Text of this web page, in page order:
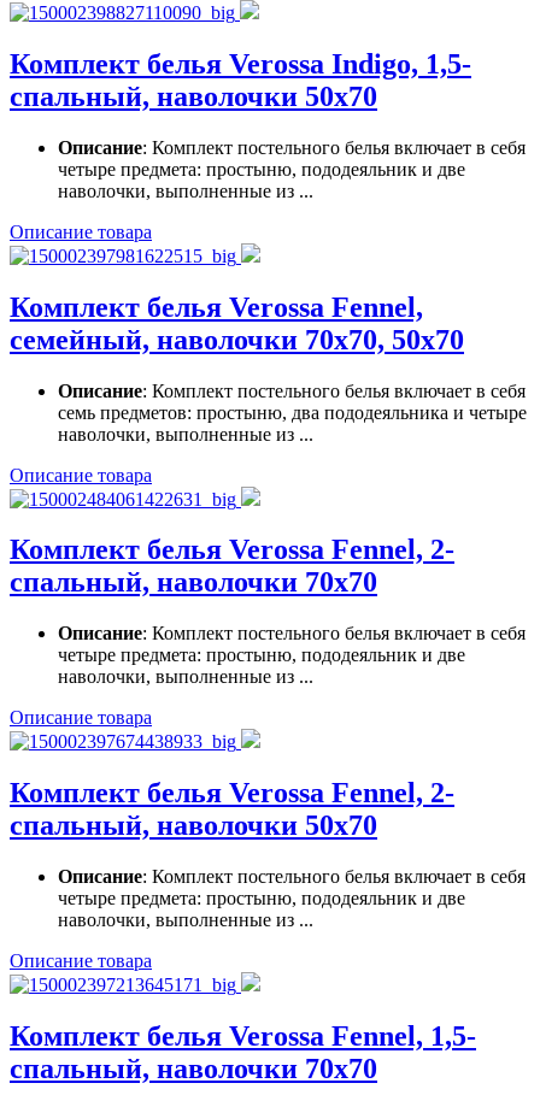
Комплект белья Verossa Indigo, 1,5-
спальный, наволочки 50х70
Описание: Комплект постельного белья включает в себя
четыре предмета: простыню, пододеяльник и две
наволочки, выполненные из ...
Описание товара
Комплект белья Verossa Fennel,
семейный, наволочки 70х70, 50х70
Описание: Комплект постельного белья включает в себя
семь предметов: простыню, два пододеяльника и четыре
наволочки, выполненные из ...
Описание товара
Комплект белья Verossa Fennel, 2-
спальный, наволочки 70х70
Описание: Комплект постельного белья включает в себя
четыре предмета: простыню, пододеяльник и две
наволочки, выполненные из ...
Описание товара
Комплект белья Verossa Fennel, 2-
спальный, наволочки 50х70
Описание: Комплект постельного белья включает в себя
четыре предмета: простыню, пододеяльник и две
наволочки, выполненные из ...
Описание товара
Комплект белья Verossa Fennel, 1,5-
спальный, наволочки 70х70